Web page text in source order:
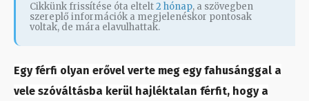
Cikkünk frissítése óta eltelt2 hónap, a szövegben
szereplő információk a megjelenéskor pontosak
voltak, de mára elavulhattak.
Egy férfi olyan erővel verte meg egy fahusánggal a
vele szóváltásba kerül hajléktalan férfit, hogy a